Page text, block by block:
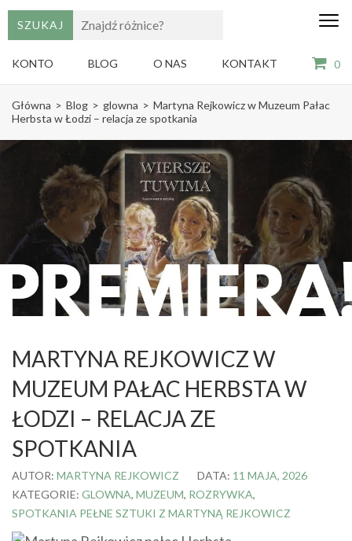
KONTO BLOG O NAS KONTAKT 0
to
(Press
Gry,
i
książki
dla
Główna > Blog > glowna > Martyna Rejkowicz w Muzeum Pałac
Herbsta w Łodzi – relacja ze spotkania
MARTYNA REJKOWICZ W
MUZEUM PAŁAC HERBSTA W
ŁODZI – RELACJA ZE
SPOTKANIA
AUTOR: MARTYNA REJKOWICZ DATA: 11 MAJA, 2026
KATEGORIE: GLOWNA, MUZEUM, ROZRYWKA,
SPOTKANIA PEŁNE SZTUKI Z MARTYNĄ REJKOWICZ